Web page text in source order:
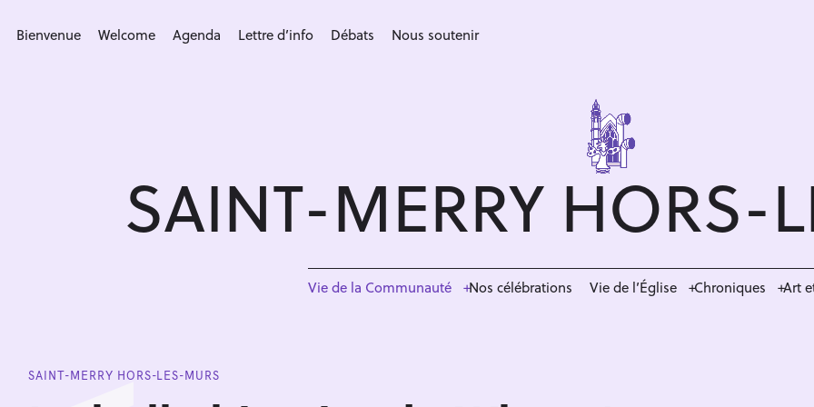
Bienvenue Welcome Agenda Lettre d’info Débats Nous soutenir
SAINT-MERRY HORS-
Vie de la Communauté Nos célébrations Vie de l’Église Chroniques Art
SAINT-MERRY HORS-LES-MURS